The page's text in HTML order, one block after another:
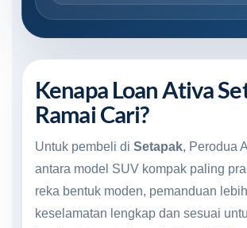
Kenapa Loan Ativa
Ramai Cari?
Untuk pembeli di Setapak, Perodua
antara model SUV kompak paling
reka bentuk moden, pemanduan
keselamatan lengkap dan sesuai